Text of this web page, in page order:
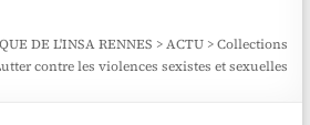
DE L'INSA RENNES >ACTU >Collections
contre les violences sexistes et sexuelles